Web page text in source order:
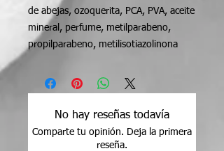
de abejas, ozoquerita, PCA, PVA, aceite
mineral, perfume, metilparabeno,
propilparabeno, metilisotiazolinona
No hay reseñas todavía
Comparte tu opinión. Deja la primera
reseña.